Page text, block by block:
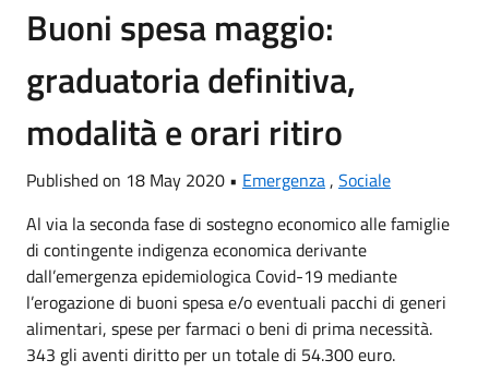
Buoni spesa maggio:
graduatoria definitiva,
modalità e orari ritiro
Published on 18 May 2020 • Emergenza, Sociale
Al via la seconda fase di sostegno economico alle famiglie
di contingente indigenza economica derivante
dall’emergenza epidemiologica Covid-19 mediante
l’erogazione di buoni spesa e/o eventuali pacchi di generi
alimentari, spese per farmaci o beni di prima necessità.
343 gli aventi diritto per un totale di 54.300 euro.